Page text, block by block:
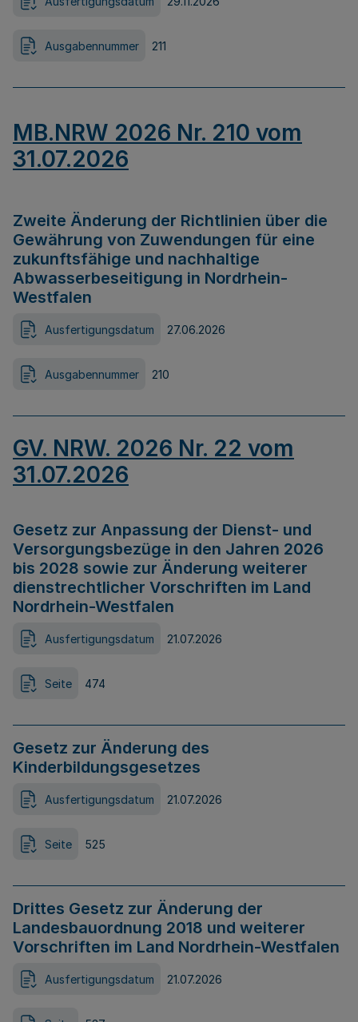
Ausgabennummer 211
MB.NRW 2026 Nr. 210 vom
31.07.2026
Zweite Änderung der Richtlinien über die
Gewährung von Zuwendungen für eine
zukunftsfähige und nachhaltige
Abwasserbeseitigung in Nordrhein-
Westfalen
Ausfertigungsdatum 27.06.2026
Ausgabennummer 210
GV. NRW. 2026 Nr. 22 vom
31.07.2026
Gesetz zur Anpassung der Dienst- und
Versorgungsbezüge in den Jahren 2026
bis 2028 sowie zur Änderung weiterer
dienstrechtlicher Vorschriften im Land
Nordrhein-Westfalen
Ausfertigungsdatum 21.07.2026
Seite 474
Gesetz zur Änderung des
Kinderbildungsgesetzes
Ausfertigungsdatum 21.07.2026
Seite 525
Drittes Gesetz zur Änderung der
Landesbauordnung 2018 und weiterer
Vorschriften im Land Nordrhein-Westfalen
Ausfertigungsdatum 21.07.2026